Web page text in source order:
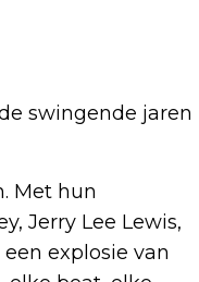
swingende jaren
Met hun
Jerry Lee Lewis,
explosie van